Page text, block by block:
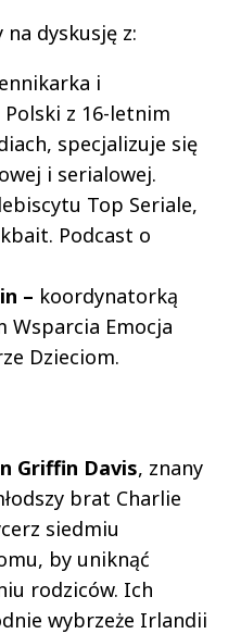
na dyskusję z:
i
z 16-letnim
specjalizuje się
i serialowej.
Top Seriale,
Podcast o
– koordynatorką
Wsparcia Emocja
Dzieciom.
Griffin Davis, znany
brat Charlie
siedmiu
by uniknąć
rodziców. Ich
wybrzeże Irlandii